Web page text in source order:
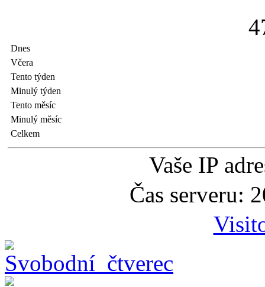
4
Dnes
Včera
Tento týden
Minulý týden
Tento měsíc
Minulý měsíc
Celkem
Vaše IP
Čas serveru: